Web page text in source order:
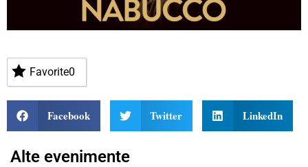
Favorite0
Facebook Twitter LinkedIn
Alte evenimente